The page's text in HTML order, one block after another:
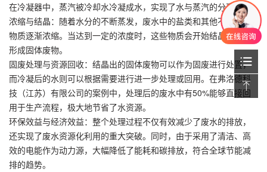
在冷凝器中，蒸汽被冷却水冷凝成水，实现了水与蒸汽的分离。
浓缩与结晶：随着水分的不断蒸发，废水中的盐类和其他不挥发性
物质逐渐浓缩。当达到一定的浓度时，这些物质会开始结晶析出，
形成固体废物。
固废处理与资源回收：结晶出的固体废物可以作为固废进行处置，
而冷凝后的水则可以根据需要进行进一步处理或回用。在弗洛德科
技（江苏）有限公司的案例中，处理后的废水中有50%能够直接回
用于生产流程，极大地节省了水资源。
环保效益与经济效益：整个处理过程不仅有效减少了废水的排放，
还实现了废水资源化利用的重大突破。同时，由于采用了清洁、高
效的电能作为动力源，大幅降低了能耗和碳排放，符合全球节能减
排的趋势。